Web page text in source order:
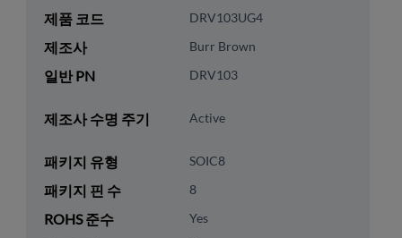
제품 코드 DRV103UG4
제조사 Burr Brown
일반 PN DRV103
제조사 수명 주기 Active
패키지 유형 SOIC8
패키지 핀 수 8
ROHS 준수 Yes